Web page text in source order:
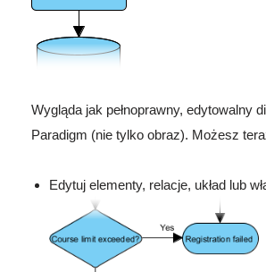
Wygląda jak pełnoprawny, edytowalny
Paradigm (nie tylko obraz). Możesz
Edytuj elementy, relacje, układ lub